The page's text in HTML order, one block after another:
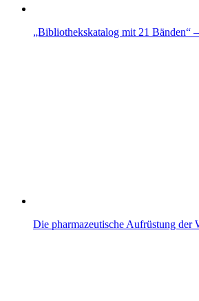
„Bibliothekskatalog mit 21 Bänden“
Die pharmazeutische Aufrüstung der